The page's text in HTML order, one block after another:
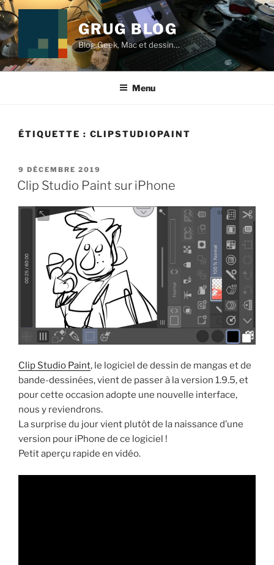
Aller
au
contenu
principal
GRUG BLOG
Blog Geek, Mac et dessin…
Menu
ÉTIQUETTE : CLIPSTUDIOPAINT
PUBLIÉ
LE
9 DÉCEMBRE 2019
Clip Studio Paint sur iPhone
Clip Studio Paint, le logiciel de dessin de mangas et de
bande-dessinées, vient de passer à la version 1.9.5, et
pour cette occasion adopte une nouvelle interface,
nous y reviendrons.
La surprise du jour vient plutôt de la naissance d’une
version pour iPhone de ce logiciel !
Petit aperçu rapide en vidéo.